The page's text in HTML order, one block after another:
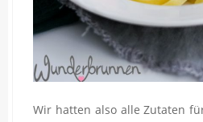
Wir hatten also alle Zutaten